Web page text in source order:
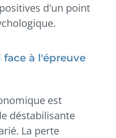
d'un point
à l'épreuve
est
déstabilisante
La perte